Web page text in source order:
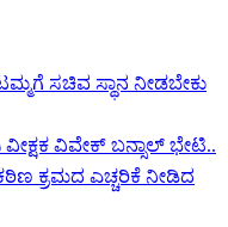
ಸಚಿವ ಸ್ಥಾನ ನೀಡಬೇಕು
ವಿವೇಕ್ ಬನ್ಸಾಲ್ ಭೇಟಿ..
ಕ್ರಮದ ಎಚ್ಚರಿಕೆ ನೀಡಿದ